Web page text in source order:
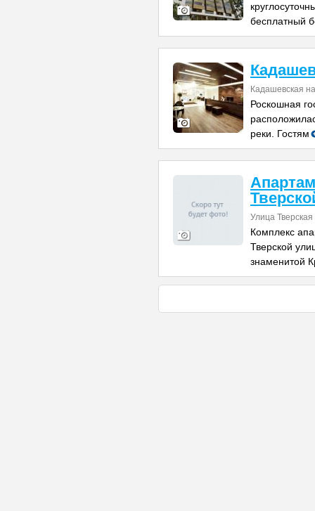
бесплатный
Кадашевская
Роскошная
реки. Гостям
Улица Тверская
Комплекс
Тверской
знаменитой